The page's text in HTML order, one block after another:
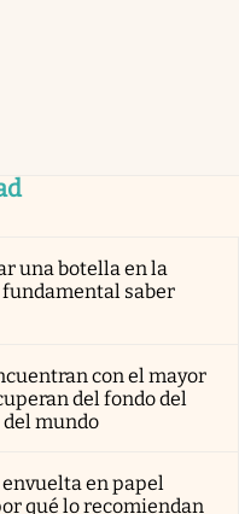
una botella en la
fundamental saber
con el mayor
del fondo del
mundo
en papel
qué lo recomiendan